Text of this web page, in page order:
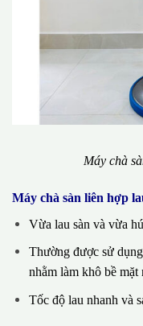
Máy chà
Máy chà sàn liên hợp
Vừa lau sàn và vừa
Thường được sử
nhằm làm khô bề mặt
Tốc độ lau nhanh và